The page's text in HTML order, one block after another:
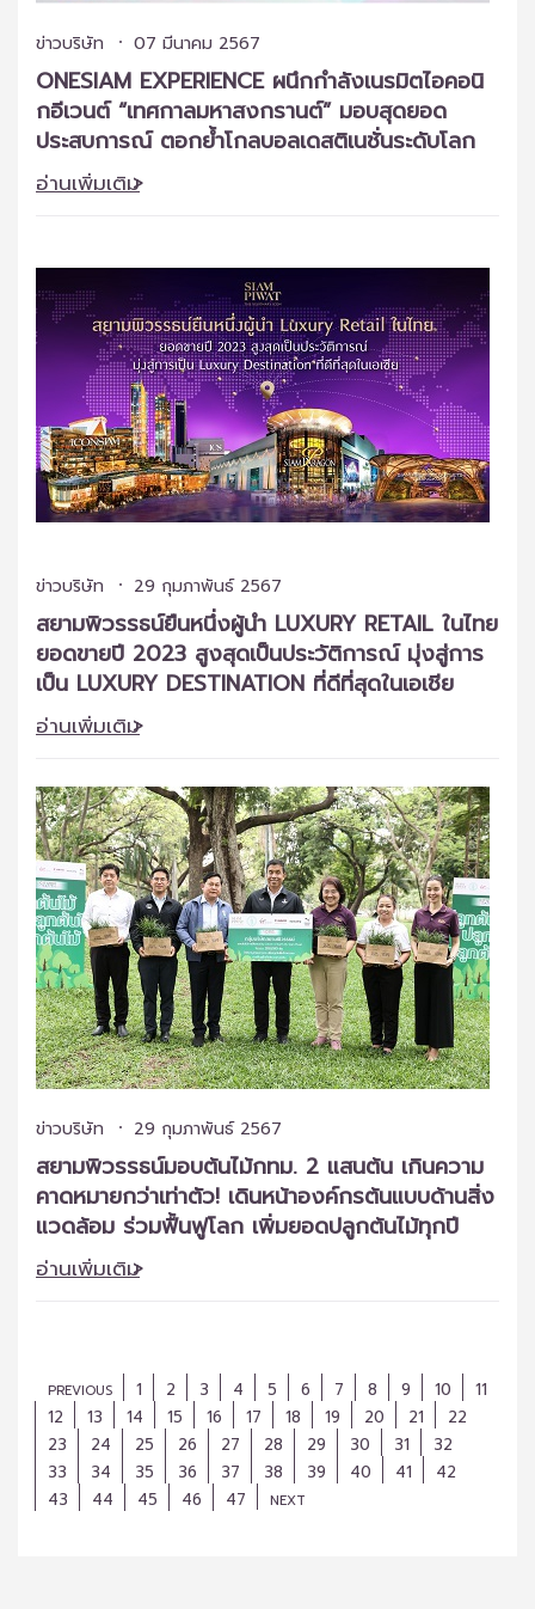
ข่าวบริษัท 07 มีนาคม 2567
ONESIAM EXPERIENCE ผนึกกำลังเนรมิตไอคอนิ
กอีเวนต์ “เทศกาลมหาสงกรานต์” มอบสุดยอด
ประสบการณ์ ตอกย้ำโกลบอลเดสติเนชั่นระดับโลก
อ่านเพิ่มเติม
ข่าวบริษัท 29 กุมภาพันธ์ 2567
สยามพิวรรธน์ยืนหนึ่งผู้นำ LUXURY RETAIL ในไทย
ยอดขายปี 2023 สูงสุดเป็นประวัติการณ์ มุ่งสู่การ
เป็น LUXURY DESTINATION ที่ดีที่สุดในเอเชีย
อ่านเพิ่มเติม
ข่าวบริษัท 29 กุมภาพันธ์ 2567
สยามพิวรรธน์มอบต้นไม้กทม. 2 แสนต้น เกินความ
คาดหมายกว่าเท่าตัว! เดินหน้าองค์กรต้นแบบด้านสิ่ง
แวดล้อม ร่วมฟื้นฟูโลก เพิ่มยอดปลูกต้นไม้ทุกปี
อ่านเพิ่มเติม
PREVIOUS 1 2 3 4 5 6 7 8 9 10
11
12
13 14 15 16 17 18 19 20 21
22
23
24 25 26 27 28 29 30 31
32
33
34 35 36 37 38 39 40 41
42
43
44 45 46 47 NEXT